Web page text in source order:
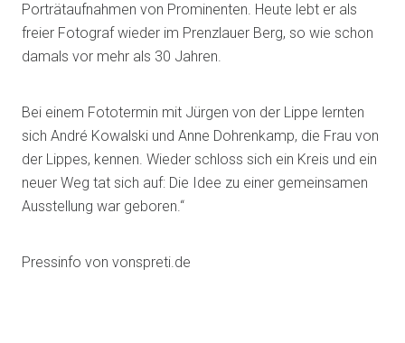
Porträtaufnahmen von Prominenten. Heute lebt er als
freier Fotograf wieder im Prenzlauer Berg, so wie schon
damals vor mehr als 30 Jahren.
Bei einem Fototermin mit Jürgen von der Lippe lernten
sich André Kowalski und Anne Dohrenkamp, die Frau von
der Lippes, kennen. Wieder schloss sich ein Kreis und ein
neuer Weg tat sich auf: Die Idee zu einer gemeinsamen
Ausstellung war geboren.“
Pressinfo von vonspreti.de